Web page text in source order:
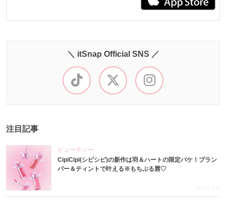
＼ itSnap Official SNS ／
注目記事
ビューティー
CipiCipi(シピシピ)の新作は羽＆ハートの限定パケ！プラン
パー＆ティントで叶える※もちぷる唇♡
2026.8.6